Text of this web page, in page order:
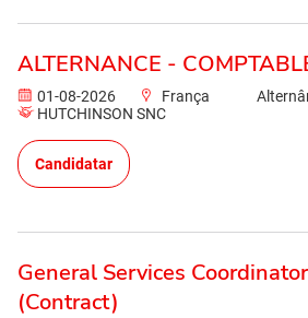
ALTERNANCE -
01-08-2026 França
HUTCHINSON SNC
Candidatar
General Services
(Contract)